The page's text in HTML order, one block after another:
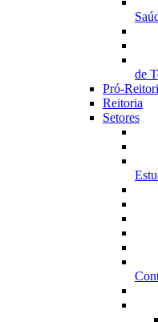
de
Pró-
Reitoria
Setores